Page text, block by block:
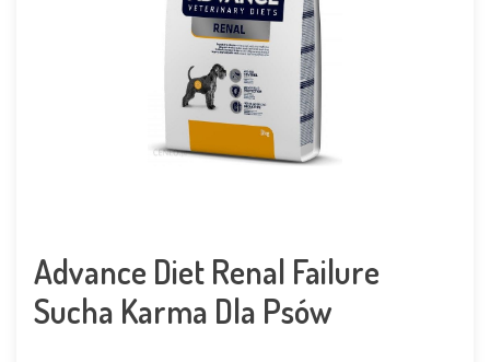
Advance Diet Renal Failure
Sucha Karma Dla Psów